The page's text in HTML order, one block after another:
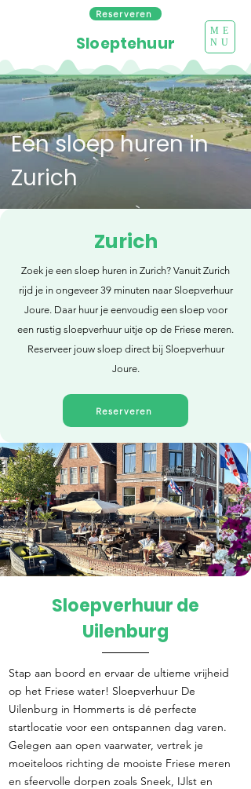
Reserveren
ME
NU
Sloeptehuur
Een sloep huren in
Zurich
Zurich
Zoek je een sloep huren in Zurich? Vanuit Zurich
rijd je in ongeveer 39 minuten naar Sloepverhuur
Joure. Daar huur je eenvoudig een sloep voor
een rustig sloepverhuur uitje op de Friese meren.
Reserveer jouw sloep direct bij Sloepverhuur
Joure.
Reserveren
Direct reserveren
Sloepverhuur de
Uilenburg
Stap aan boord en ervaar de ultieme vrijheid
op het Friese water! Sloepverhuur De
Uilenburg in Hommerts is dé perfecte
startlocatie voor een ontspannen dag varen.
Gelegen aan open vaarwater, vertrek je
moeiteloos richting de mooiste Friese meren
en sfeervolle dorpen zoals Sneek, IJlst en